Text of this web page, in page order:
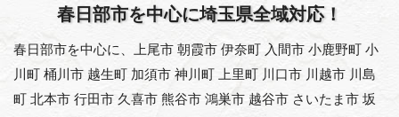
春日部市を中心に埼玉県全域対応！
春日部市を中心に、上尾市 朝霞市 伊奈町 入間市 小鹿野町 小
川町 桶川市 越生町 加須市 神川町 上里町 川口市 川越市 川島
町 北本市 行田市 久喜市 熊谷市 鴻巣市 越谷市 さいたま市 坂